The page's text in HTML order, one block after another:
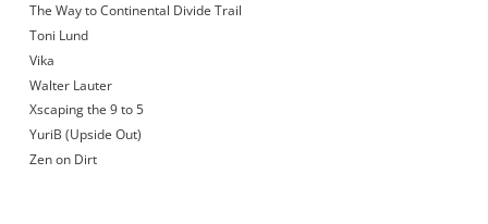
The Way to Continental Divide Trail
Toni Lund
Vika
Walter Lauter
Xscaping the 9 to 5
YuriB (Upside Out)
Zen on Dirt